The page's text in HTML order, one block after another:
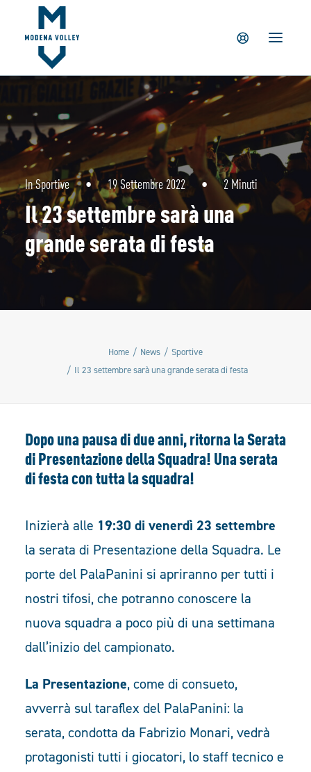
IL CLUB
NEWS
TICKETING
MV PARTNERS
PALAPANINI
GIOVANILI
ACADEMY
STORE
InSportive • 19 Settembre 2022 • 2 Minuti
Il 23 settembre sarà una
grande serata di festa
Home News
Sportive
Il 23 settembre sarà una grande serata di festa
Dopo una pausa di due anni, ritorna la Serata
di Presentazione della Squadra! Una serata
di festa con tutta la squadra!
Inizierà alle 19:30 di venerdì 23 settembre
la serata di Presentazione della Squadra. Le
porte del PalaPanini si apriranno per tutti i
nostri tifosi, che potranno conoscere la
nuova squadra a poco più di una settimana
dall’inizio del campionato.
La Presentazione, come di consueto,
avverrà sul taraflex del PalaPanini: la
serata, condotta da Fabrizio Monari, vedrà
protagonisti tutti i giocatori, lo staff tecnico e